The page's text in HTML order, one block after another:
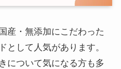
産・無添加にこだわった
として人気があります。
について気になる方も多